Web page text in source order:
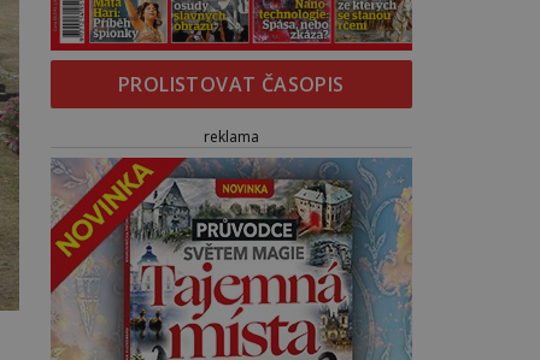
PROLISTOVAT ČASOPIS
reklama